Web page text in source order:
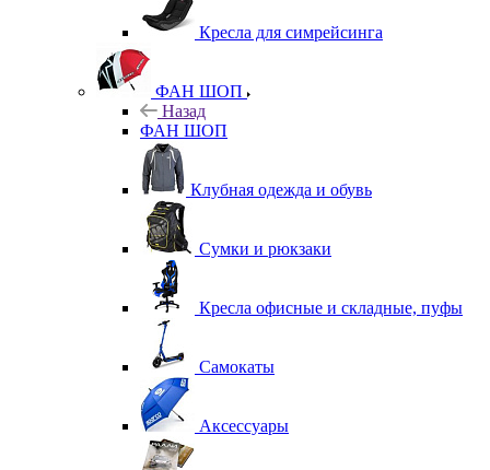
Кресла для симрейсинга
ФАН ШОП
Назад
ФАН ШОП
Клубная одежда и обувь
Сумки и рюкзаки
Кресла офисные и складные, пуфы
Самокаты
Аксессуары